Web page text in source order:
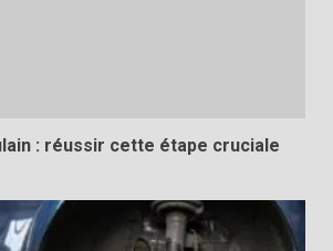
: réussir cette étape cruciale